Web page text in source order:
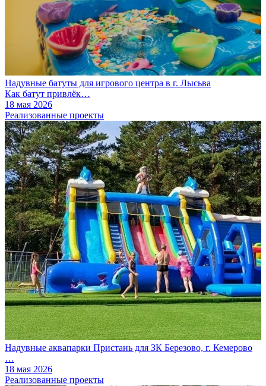
Надувные батуты для игрового центра в г. Лысьва
Как батут привлёк…
18 мая 2026
Реализованные проекты
Надувные аквапарки Пристань для ЗК Березово, г. Кемерово
…
18 мая 2026
Реализованные проекты